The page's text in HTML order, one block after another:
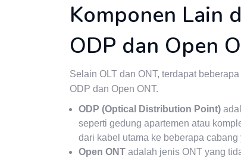
Komponen Lain
ODP dan Open
Selain OLT dan ONT, terdapat
ODP dan Open ONT.
ODP (Optical Distribution Point)
seperti gedung apartemen atau
dari kabel utama ke beberapa
Open ONT adalah jenis ONT yang